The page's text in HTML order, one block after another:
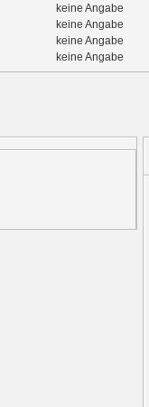
keine Angabe
keine Angabe
keine Angabe
keine Angabe